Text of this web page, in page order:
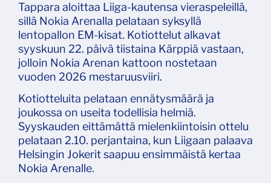
Tappara aloittaa Liiga-kautensa vieraspeleillä,
sillä Nokia Arenalla pelataan syksyllä
lentopallon EM-kisat. Kotiottelut alkavat
syyskuun 22. päivä tiistaina Kärppiä vastaan,
jolloin Nokia Arenan kattoon nostetaan
vuoden 2026 mestaruusviiri.
Kotiotteluita pelataan ennätysmäärä ja
joukossa on useita todellisia helmiä.
Syyskauden eittämättä mielenkiintoisin ottelu
pelataan 2.10. perjantaina, kun Liigaan palaava
Helsingin Jokerit saapuu ensimmäistä kertaa
Nokia Arenalle.